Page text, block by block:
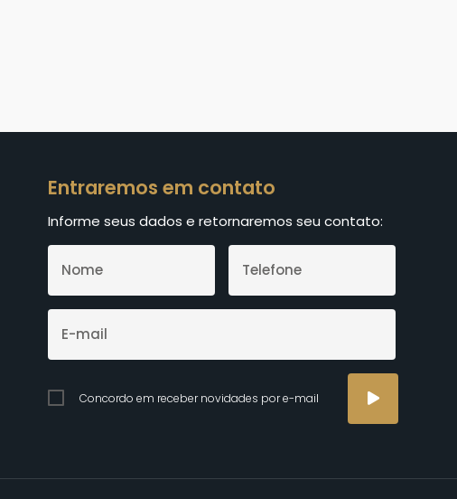
Entraremos em contato
Informe seus dados e retornaremos seu contato:
Concordo em receber novidades por e-mail